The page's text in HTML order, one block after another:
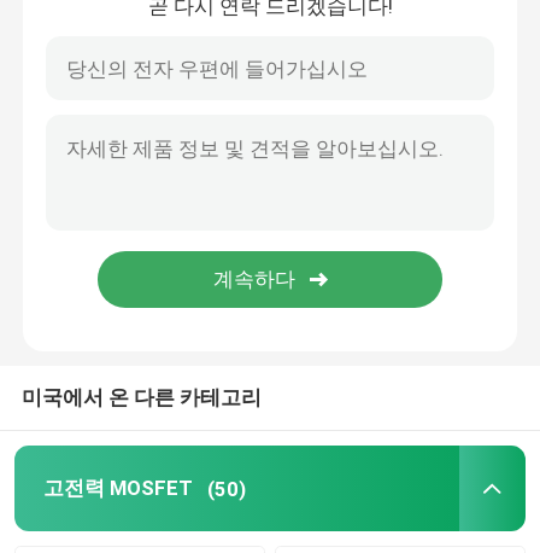
곧 다시 연락 드리겠습니다!
미국에서 온 다른 카테고리
고전력 MOSFET (50)